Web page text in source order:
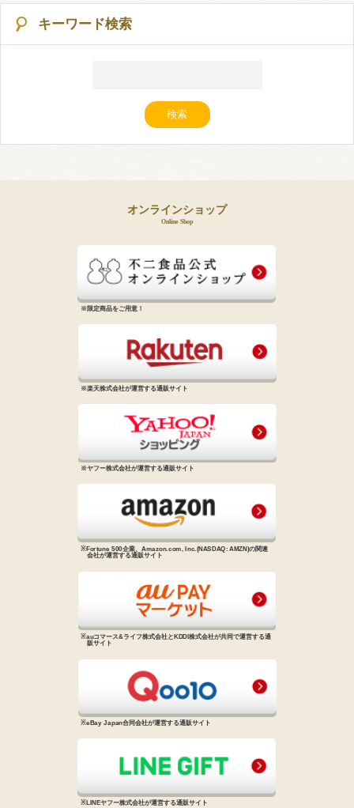
キーワード検索
オンラインショップ
Online Shop
※限定商品をご用意！
※楽天株式会社が運営する通販サイト
※ヤフー株式会社が運営する通販サイト
※Fortune 500企業、Amazon.com, Inc.(NASDAQ: AMZN)の関連
会社が運営する通販サイト
※auコマース&ライフ株式会社と KDDI株式会社が共同で運営する通
販サイト
※eBay Japan合同会社が運営する通販サイト
※LINEヤフー株式会社が運営する通販サイト